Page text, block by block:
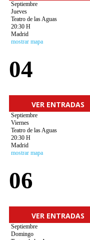
Septiembre
Jueves
Teatro de las Aguas
20:30 H
Madrid
mostrar mapa
04
VER ENTRADAS
Septiembre
Viernes
Teatro de las Aguas
20:30 H
Madrid
mostrar mapa
06
VER ENTRADAS
Septiembre
Domingo